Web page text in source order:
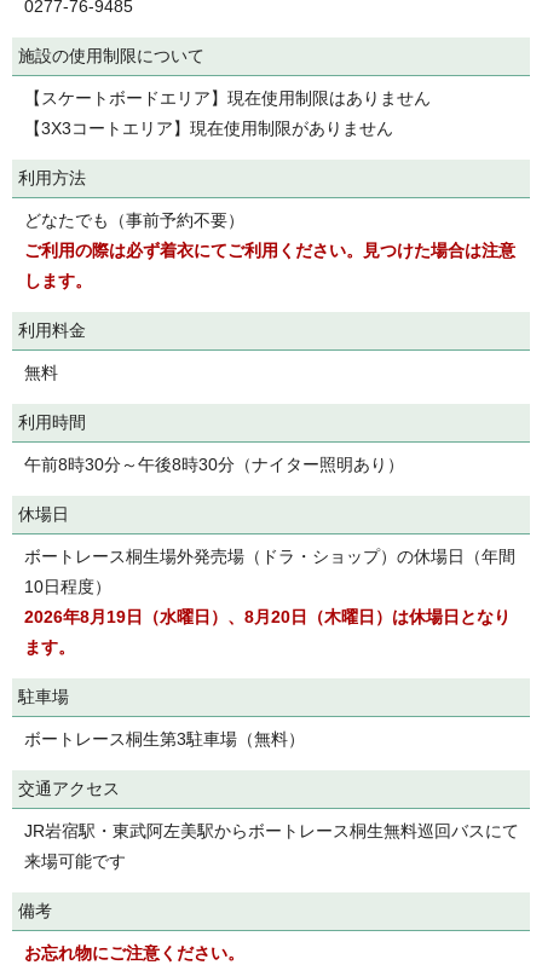
0277-76-9485
施設の使用制限について
【スケートボードエリア】現在使用制限はありません
【3X3コートエリア】現在使用制限がありません
利用方法
どなたでも（事前予約不要）
ご利用の際は必ず着衣にてご利用ください。見つけた場合は注意
します。
利用料金
無料
利用時間
午前8時30分～午後8時30分（ナイター照明あり）
休場日
ボートレース桐生場外発売場（ドラ・ショップ）の休場日（年間
10日程度）
2026年8月19日（水曜日）、8月20日（木曜日）は休場日となり
ます。
駐車場
ボートレース桐生第3駐車場（無料）
交通アクセス
JR岩宿駅・東武阿左美駅からボートレース桐生無料巡回バスにて
来場可能です
備考
お忘れ物にご注意ください。